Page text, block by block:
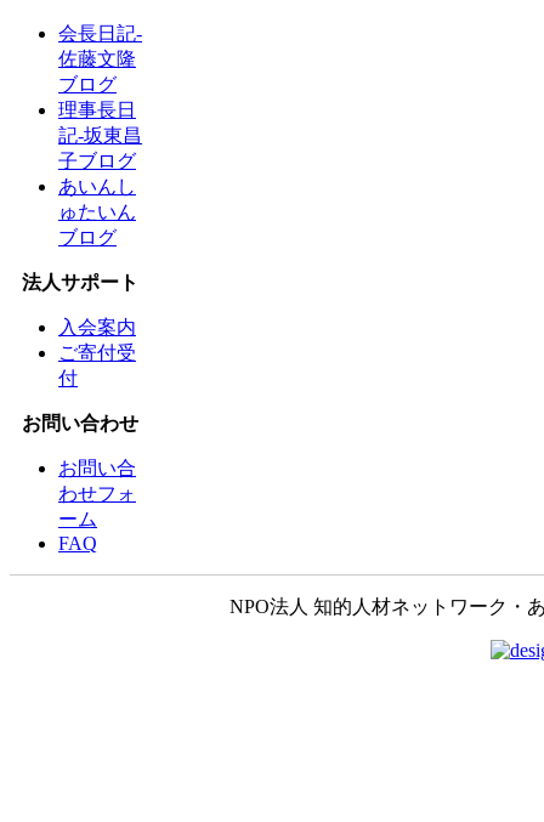
会長日記-
佐藤文隆
ブログ
理事長日
記-坂東昌
子ブログ
あいんし
ゅたいん
ブログ
法人サポート
入会案内
ご寄付受
付
お問い合わせ
お問い合
わせフォ
ーム
FAQ
NPO法人 知的人材ネットワーク・